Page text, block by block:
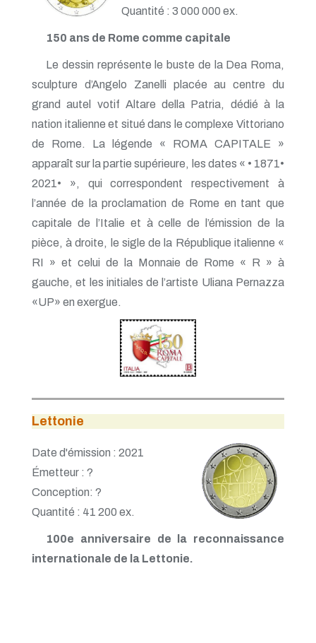
Quantité : 3 000 000 ex.
150 ans de Rome comme capitale
Le dessin représente le buste de la Dea Roma,
sculpture d’Angelo Zanelli placée au centre du
grand autel votif Altare della Patria, dédié à la
nation italienne et situé dans le complexe Vittoriano
de Rome. La légende « ROMA CAPITALE »
apparaît sur la partie supérieure, les dates « • 1871•
2021• », qui correspondent respectivement à
l’année de la proclamation de Rome en tant que
capitale de l’Italie et à celle de l’émission de la
pièce, à droite, le sigle de la République italienne «
RI » et celui de la Monnaie de Rome « R » à
gauche, et les initiales de l’artiste Uliana Pernazza
«UP» en exergue.
Lettonie
Date d'émission : 2021
Émetteur : ?
Conception: ?
Quantité : 41 200 ex.
100e anniversaire de la reconnaissance
internationale de la Lettonie.